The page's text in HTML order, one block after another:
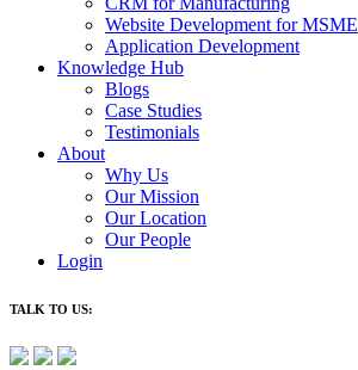
Website Development for MSME
Application Development
Knowledge Hub
Blogs
Case Studies
Testimonials
About
Why Us
Our Mission
Our Location
Our People
Login
TALK TO US: